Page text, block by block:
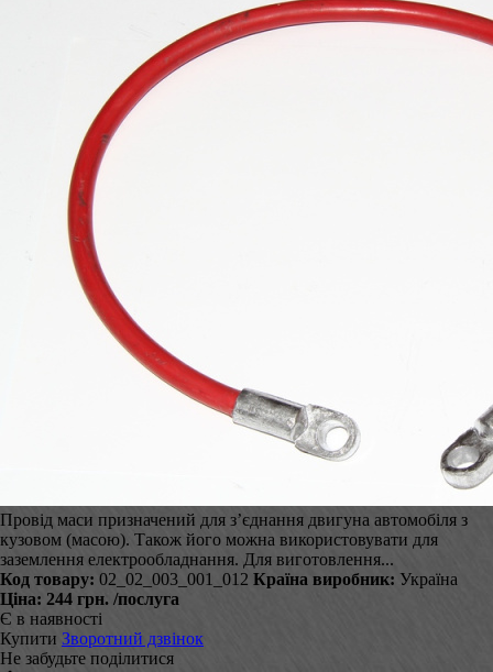
Провід маси призначений для з’єднання двигуна автомобіля з
кузовом (масою). Також його можна використовувати для
заземлення електрообладнання. Для виготовлення...
Код товару: 02_02_003_001_012 Країна виробник: Україна
Ціна: 244 грн. /послуга
Є в наявності
Купити Зворотний дзвінок
Не забудьте поділитися